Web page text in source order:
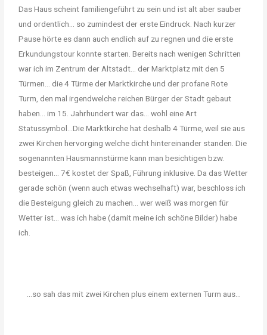
Das Haus scheint familiengeführt zu sein und ist alt aber sauber
und ordentlich… so zumindest der erste Eindruck. Nach kurzer
Pause hörte es dann auch endlich auf zu regnen und die erste
Erkundungstour konnte starten. Bereits nach wenigen Schritten
war ich im Zentrum der Altstadt… der Marktplatz mit den 5
Türmen… die 4 Türme der Marktkirche und der profane Rote
Turm, den mal irgendwelche reichen Bürger der Stadt gebaut
haben… im 15. Jahrhundert war das… wohl eine Art
Statussymbol…Die Marktkirche hat deshalb 4 Türme, weil sie aus
zwei Kirchen hervorging welche dicht hintereinander standen. Die
sogenannten Hausmannstürme kann man besichtigen bzw.
besteigen… 7€ kostet der Spaß, Führung inklusive. Da das Wetter
gerade schön (wenn auch etwas wechselhaft) war, beschloss ich
die Besteigung gleich zu machen… wer weiß was morgen für
Wetter ist… was ich habe (damit meine ich schöne Bilder) habe
ich.
...so sah das mit zwei Kirchen plus einem externen Turm aus...